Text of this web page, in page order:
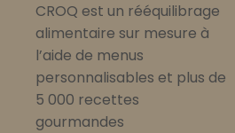
CROQ est un rééquilibrage
alimentaire sur mesure à
l’aide de menus
personnalisables et plus de
5 000 recettes
gourmandes